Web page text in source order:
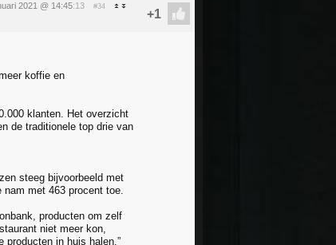
2021 @ 14:45:13 #34
koffie en
klanten. Het overzicht
de traditionele top drie van
steeg bijvoorbeeld met
met 463 procent toe.
producten om zelf
niet meer kon,
producten in huis halen.”